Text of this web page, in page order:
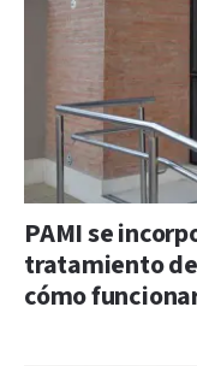
PAMI se
tratamiento
cómo